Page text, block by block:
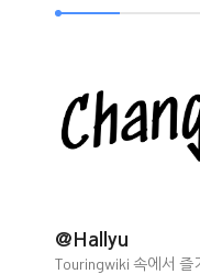
@Hallyu
Touringwiki 속에서 즐